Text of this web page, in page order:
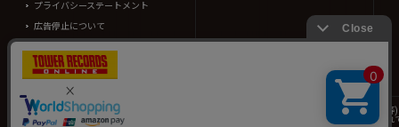
プライバシーステートメント
広告停止について
TOWER RECORDS ONLINEに掲載されているすべてのコンテンツ(記事、画像、音声データ
情報の一部はRovi Corporation.、japan music data、(株)シーディージャーナルより提供され